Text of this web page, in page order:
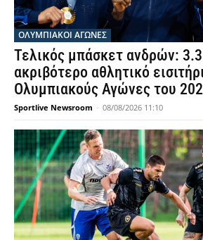
ΟΛΥΜΠΙΑΚΟΊ ΑΓΏΝΕΣ
Τελικός μπάσκετ ανδρών:
ακριβότερο αθλητικό
Ολυμπιακούς Αγώνες του
Sportlive Newsroom - 08/08/2026 11:10